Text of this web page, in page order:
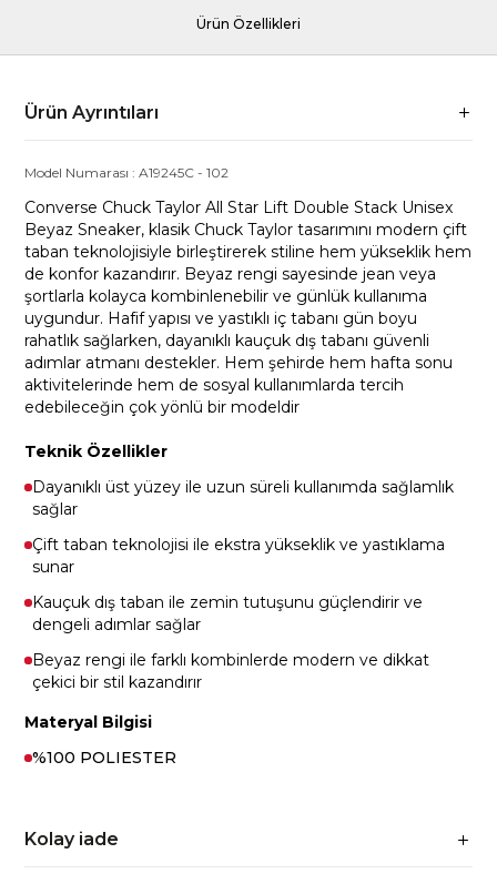
Ürün Özellikleri
Ürün Ayrıntıları
Model Numarası :A19245C -102
Converse Chuck Taylor All Star Lift Double Stack Unisex
Beyaz Sneaker, klasik Chuck Taylor tasarımını modern çift
taban teknolojisiyle birleştirerek stiline hem yükseklik hem
de konfor kazandırır. Beyaz rengi sayesinde jean veya
şortlarla kolayca kombinlenebilir ve günlük kullanıma
uygundur. Hafif yapısı ve yastıklı iç tabanı gün boyu
rahatlık sağlarken, dayanıklı kauçuk dış tabanı güvenli
adımlar atmanı destekler. Hem şehirde hem hafta sonu
aktivitelerinde hem de sosyal kullanımlarda tercih
edebileceğin çok yönlü bir modeldir
Teknik Özellikler
Dayanıklı üst yüzey ile uzun süreli kullanımda sağlamlık
sağlar
Çift taban teknolojisi ile ekstra yükseklik ve yastıklama
sunar
Kauçuk dış taban ile zemin tutuşunu güçlendirir ve
dengeli adımlar sağlar
Beyaz rengi ile farklı kombinlerde modern ve dikkat
çekici bir stil kazandırır
Materyal Bilgisi
%100 POLIESTER
Kolay iade